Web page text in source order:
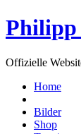
Philipp
Offizielle
Home
Bilder
Shop